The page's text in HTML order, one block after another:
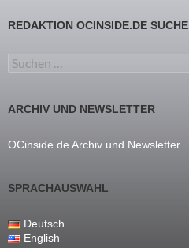
REDAKTION OCINSIDE.DE SUCHE
Suchen nach:
ARCHIV UND NEWSLETTER
OCinside.de Archiv und Newsletter
SPRACHAUSWAHL
Deutsch
English